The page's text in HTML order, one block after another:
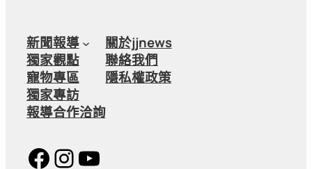
新聞報導
獨家觀點
寵物專區
獨家專訪
報導合作洽詢
關於jjnews
聯絡我們
隱私權政策
Facebook
Instagram
YouTube